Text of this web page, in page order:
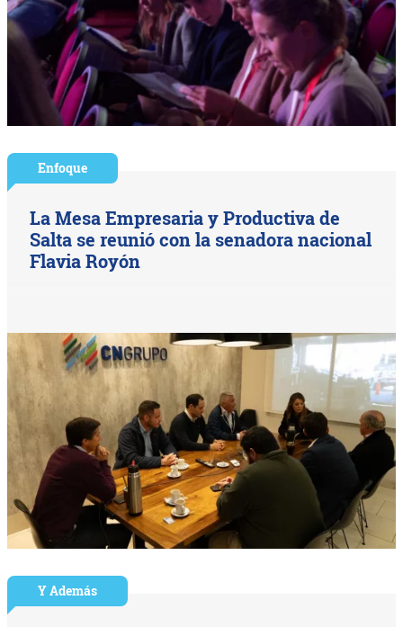
Enfoque
La Mesa Empresaria y Productiva de
Salta se reunió con la senadora nacional
Flavia Royón
Y Además